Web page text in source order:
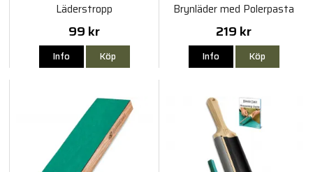
Läderstropp
99 kr
Info Köp
Brynläder med Polerpasta
219 kr
Info Köp